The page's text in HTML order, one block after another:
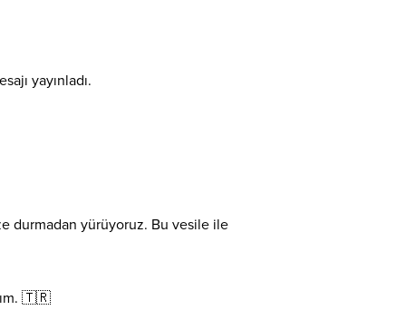
yayınladı.
durmadan yürüyoruz. Bu vesile ile
🇹🇷